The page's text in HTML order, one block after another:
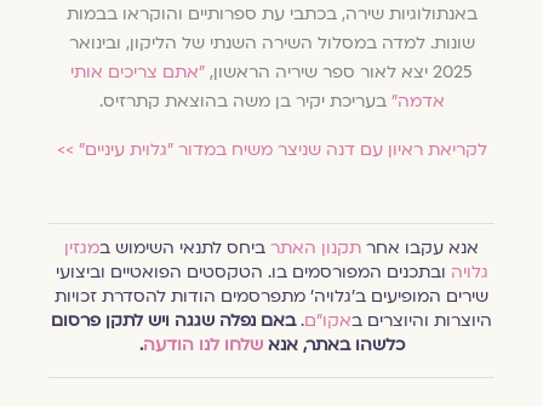
באנתולוגיות שירה, בכתבי עת ספרותיים והוקראו בבמות
שונות. למדה במסלול השירה השנתי של הליקון, ובינואר
2025 יצא לאור ספר שיריה הראשון,
"אתם צריכים אותי
אדמה"בעריכת יקיר בן משה בהוצאת קתרזיס.
לקריאת ראיון עם דנה שניצר משיח במדור ״גלוית עיניים״ >>
אנא עקבו אחרתקנון האתרביחס לתנאי השימוש ב מגזין
גלויהובתכנים המפורסמים בו. הטקסטים הפואטיים וביצועי
שירים המופיעים ב׳גלויה׳ מתפרסמים הודות להסדרת זכויות
היוצרות והיוצרים ב אקו״ם.באם נפלה שגגה ויש לתקן פרסום
כלשהו באתר, אנאשלחו לנו הודעה.